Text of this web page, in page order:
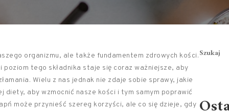
organizmu, ale także fundamentem zdrowych kości.
tego składnika staje się coraz ważniejsze, aby
Wielu z nas jednak nie zdaje sobie sprawy, jakie
diety, aby wzmocnić nasze kości i tym samym poprawić
może przynieść szereg korzyści, ale co się dzieje, gdy
Szukaj